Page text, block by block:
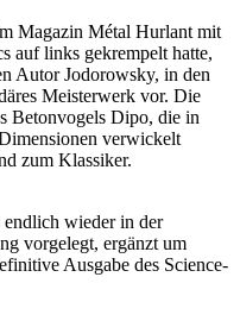
Magazin Métal Hurlant mit
auf links gekrempelt hatte,
Autor Jodorowsky, in den
Meisterwerk vor. Die
Betonvogels Dipo, die in
verwickelt
zum Klassiker.
endlich wieder in der
vorgelegt, ergänzt um
Ausgabe des Science-